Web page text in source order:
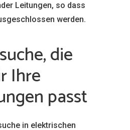
Leitungen, so dass
werden.
die
Ihre
passt
in elektrischen